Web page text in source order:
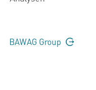
BAWAG Group